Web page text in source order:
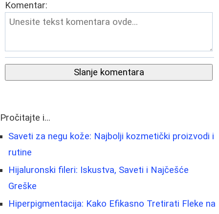
Komentar:
Slanje komentara
Pročitajte i...
Saveti za negu kože: Najbolji kozmetički proizvodi i
rutine
Hijaluronski fileri: Iskustva, Saveti i Najčešće
Greške
Hiperpigmentacija: Kako Efikasno Tretirati Fleke na